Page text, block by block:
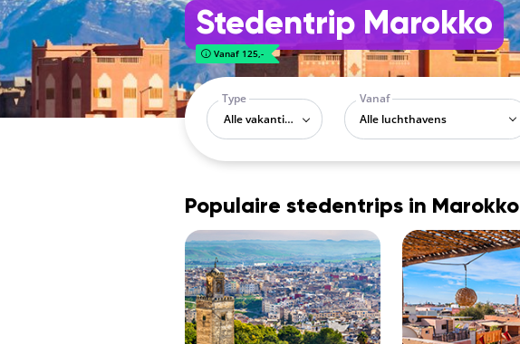
Stedentrip Marokko
Vanaf 125,-
Type
Alle vakantietypes
Vanaf
Populaire stedentrips in Marokko